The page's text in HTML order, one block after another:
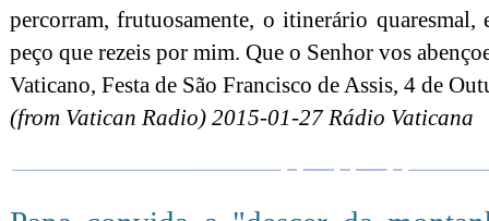
percorram, frutuosamente, o itinerário
peço que rezeis por mim. Que o Senhor vos
Vaticano, Festa de São Francisco de Assis, 4 de
(from Vatican Radio) 2015-01-27 Rádio Vaticana